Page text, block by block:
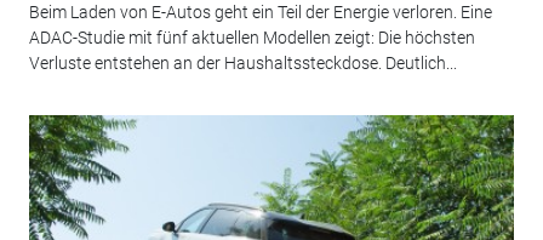
Beim Laden von E-Autos geht ein Teil der Energie verloren. Eine
ADAC-Studie mit fünf aktuellen Modellen zeigt: Die höchsten
Verluste entstehen an der Haushaltssteckdose. Deutlich...